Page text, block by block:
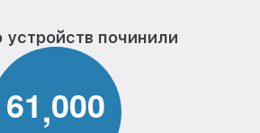
устройств починили
61,000